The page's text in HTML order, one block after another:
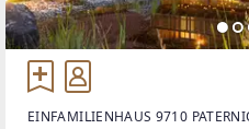
EINFAMILIENHAUS 9710